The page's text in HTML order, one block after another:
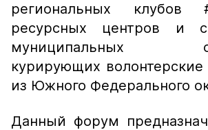
региональных клубов
ресурсных центров и
муниципальных
курирующих волонтерские
из Южного Федерального
Данный форум